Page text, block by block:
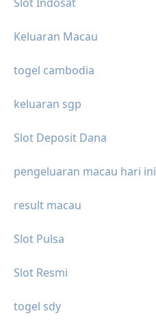
Keluaran Macau
togel cambodia
keluaran sgp
Slot Deposit Dana
pengeluaran macau hari ini
result macau
Slot Pulsa
Slot Resmi
togel sdy